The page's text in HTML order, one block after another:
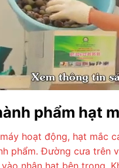
phẩm hạt
hoạt động, hạt mắc
phẩm. Đường cưa trên
vào nhân hạt bên trong.